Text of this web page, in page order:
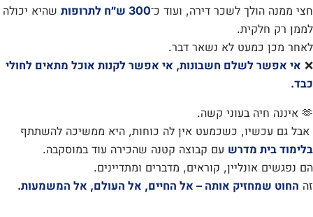
חצי ממנה הולך לשכר דירה, ועוד כ־300 ש״ח לתרופות
שהיא יכולה
לממן רק חלקית.
לאחר מכן כמעט לא נשאר דבר.
❌ אי אפשר לשלם חשבונות, אי אפשר לקנות אוכל מתאים לחולי
כבד.
🫶 איננה חיה בעוני קשה.
אבל גם עכשיו, כשכמעט אין לה כוחות, היא ממשיכה להשתתף
בלימוד בית מדרש עם קבוצה קטנה שהכירה עוד במוסקבה.
הם נפגשים אונליין, קוראים, מדברים ומתדיינים.
זה החוט שמחזיק אותה – אל החיים, אל העולם, אל המשמעות.